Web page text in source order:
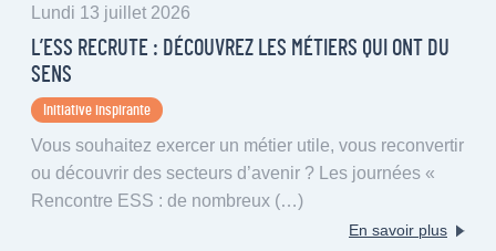
Lundi 13 juillet 2026
L’ESS RECRUTE : DÉCOUVREZ LES MÉTIERS QUI ONT DU
SENS
Initiative inspirante
Vous souhaitez exercer un métier utile, vous reconvertir
ou découvrir des secteurs d’avenir ? Les journées «
Rencontre ESS : de nombreux (…)
En savoir plus